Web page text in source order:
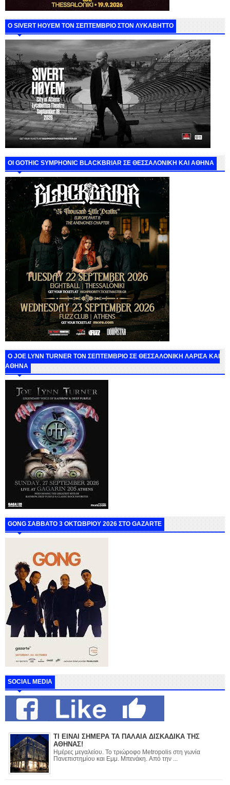
Ο SIVERT HOYEM ΤΟΝ ΣΕΠΤΕΜΒΡΙΟ ΣΤΟΝ ΛΥΚΑΒΗΤΤΟ
ΟΙ GOTHIC SYMPHONIC BLACKBRIAR ΣΕ ΘΕΣΣΑΛΟΝΙΚΗ ΚΑΙ ΑΘΗΝΑ
O JOE LYNN TURNER ΤΟΝ ΣΕΠΤΕΜΒΡΙΟ ΣΕ ΘΕΣΣΑΛΟΝΙΚΗ ΛΑΡΙΣΑ ΚΑΙ
ΑΘΗΝΑ
GONG ΣΑΒΒΑΤΟ 3 ΟΚΤΩΒΡΙΟΥ 2026 ΣΤΟ GAZARTE
SOCIAL MEDIA
ΤΙ ΕΙΝΑΙ ΣΗΜΕΡΑ ΤΑ ΠΑΛΑΙΑ ΔΙΣΚΑΔΙΚΑ ΤΗΣ
ΑΘΗΝΑΣ!
Ημέρες μεγαλείου. Το τριώροφο Metropolis στη γωνία
Πανεπιστημίου και Εμμ. Μπενάκη. Από την ...